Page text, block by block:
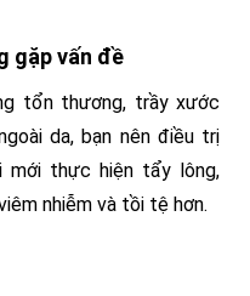
gặp vấn đề
tổn thương, trầy xước
da, bạn nên điều trị
thực hiện tẩy lông,
nhiễm và tồi tệ hơn.